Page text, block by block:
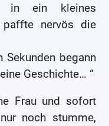
in ein kleines
paffte nervös die
Sekunden begann
Geschichte… “
Frau und sofort
noch stumme,